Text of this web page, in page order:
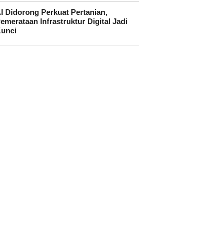
Didorong Perkuat Pertanian,
Infrastruktur Digital Jadi